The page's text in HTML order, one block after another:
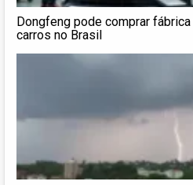
Dongfeng pode comprar
carros no Brasil